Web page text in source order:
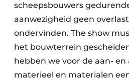
scheepsbouwers
aanwezigheid geen
ondervinden. The show
het bouwterrein
hebben we voor de aan- en
materieel en materialen